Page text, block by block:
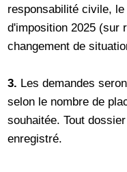
responsabilité civile,
d'imposition 2025 (sur
changement de
3. Les demandes
selon le nombre de
souhaitée. Tout
enregistré.